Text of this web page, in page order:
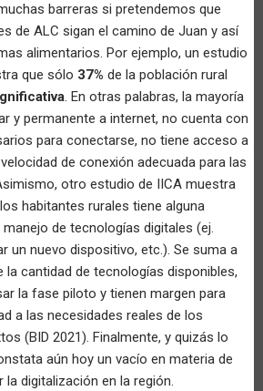
barreras si pretendemos que
de ALC sigan el camino de Juan y así
alimentarios. Por ejemplo, un estudio
que sólo 37% de la población rural
. En otras palabras, la mayoría
y permanente a internet, no cuenta con
para conectarse, no tiene acceso a
de conexión adecuada para las
otro estudio de IICA muestra
habitantes rurales tiene alguna
de tecnologías digitales (ej.
un nuevo dispositivo, etc.). Se suma a
la cantidad de tecnologías disponibles,
la fase piloto y tienen margen para
a las necesidades reales de los
(BID 2021). Finalmente, y quizás lo
aún hoy un vacío en materia de
digitalización en la región.